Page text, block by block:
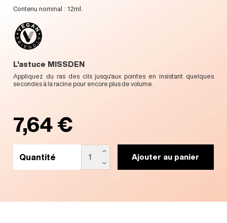
Contenu nominal : 12ml.
L'astuce MISSDEN
Appliquez du ras des cils jusqu'aux pointes en insistant quelques
secondes à la racine pour encore plus de volume.
7,64 €
Quantité Ajouter au panier